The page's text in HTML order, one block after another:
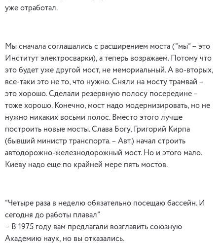
уже отработал.
Мы сначала соглашались с расширением моста (“мы” – это
Институт электросварки), а теперь возражаем. Потому что
это будет уже другой мост, не мемориальный. А во-вторых,
все-таки это не то, что нужно. Сняли на мосту трамвай –
это хорошо. Сделали резервную полосу посередине –
тоже хорошо. Конечно, мост надо модернизировать, но не
нужно никаких восьми полос. Вместо этого лучше
построить новые мосты. Слава Богу, Григорий Кирпа
(бывший министр транспорта. – Авт.) начал строить
автодорожно-железнодорожный мост. Но и этого мало.
Киеву надо еще по крайней мере пять мостов.
“Четыре раза в неделю обязательно посещаю бассейн. И
сегодня до работы плавал”
– В 1975 году вам предлагали возглавить союзную
Академию наук, но вы отказались.